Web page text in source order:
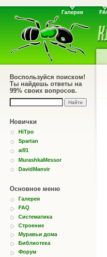
Галерея
Воспользуйся поиском!
Ты найдешь ответы на
99% своих вопросов.
Новички
HiTpo
Spartan
ai91
MurashkaMessor
DavidManvir
Основное меню
Галерея
FAQ
Систематика
Строение
Муравьи дома
Библиотека
Форум